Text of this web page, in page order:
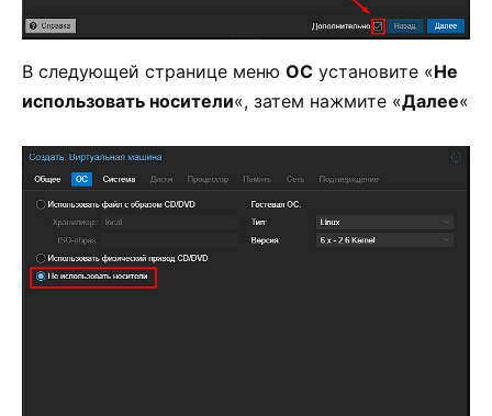
В следующей странице меню ОС установите «Не
использовать носители«, затем нажмите «Далее«